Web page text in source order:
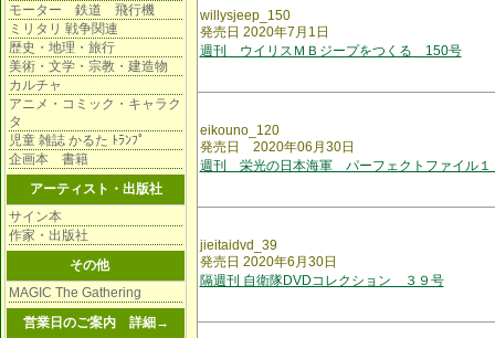
モーター 鉄道 飛行機
ミリタリ 戦争関連
歴史・地理・旅行
美術・文学・宗教・建造物
カルチャ
アニメ・コミック・キャラク
タ
児童 雑誌 かるた ﾄﾗﾝﾌﾟ
企画本 書籍
アーティスト・出版社
サイン本
作家・出版社
その他
MAGIC The Gathering
営業日のご案内 詳細→
willysjeep_150
発売日 2020年7月1日
週刊 ウイリスＭＢジープをつくる 150号
eikouno_120
発売日 2020年06月30日
週刊 栄光の日本海軍 パーフェクトファイル１
jieitaidvd_39
発売日 2020年6月30日
隔週刊 自衛隊DVDコレクション ３９号